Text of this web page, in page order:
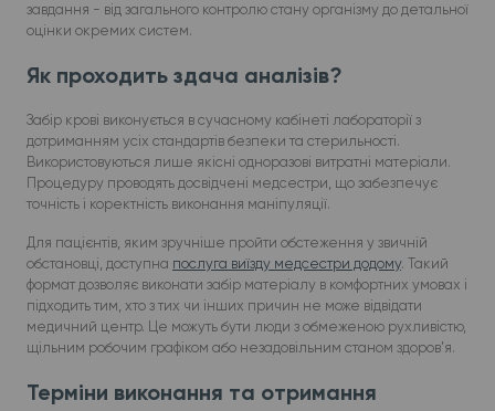
завдання - від загального контролю стану організму до детальної
оцінки окремих систем.
Як проходить здача аналізів?
Забір крові виконується в сучасному кабінеті лабораторії з
дотриманням усіх стандартів безпеки та стерильності.
Використовуються лише якісні одноразові витратні матеріали.
Процедуру проводять досвідчені медсестри, що забезпечує
точність і коректність виконання маніпуляції.
Для пацієнтів, яким зручніше пройти обстеження у звичній
обстановці, доступна послуга виїзду медсестри додому. Такий
формат дозволяє виконати забір матеріалу в комфортних умовах і
підходить тим, хто з тих чи інших причин не може відвідати
медичний центр. Це можуть бути люди з обмеженою рухливістю,
щільним робочим графіком або незадовільним станом здоров’я.
Терміни виконання та отримання